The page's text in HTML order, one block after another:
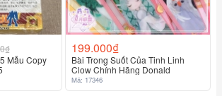
Mẫu Copy
199.000₫
Bài Trong Suốt Của Tinh Linh
Clow Chính Hãng Donald
Mã: 17346